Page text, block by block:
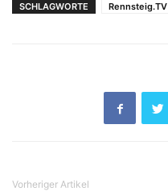
SCHLAGWORTE Rennsteig.TV
Vorheriger Artikel